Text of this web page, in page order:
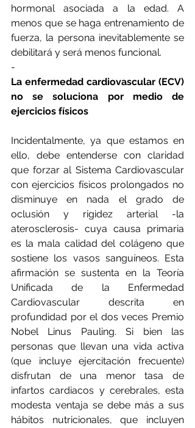
hormonal asociada a la edad. A
menos que se haga entrenamiento de
fuerza, la persona inevitablemente se
debilitará y será menos funcional.
-
La enfermedad cardiovascular (ECV)
no se soluciona por medio de
ejercicios físicos
Incidentalmente, ya que estamos en
ello, debe entenderse con claridad
que forzar al Sistema Cardiovascular
con ejercicios físicos prolongados no
disminuye en nada el grado de
oclusión y rigidez arterial -la
aterosclerosis- cuya causa primaria
es la mala calidad del colágeno que
sostiene los vasos sanguíneos. Esta
afirmación se sustenta en la Teoría
Unificada de la Enfermedad
Cardiovascular descrita en
profundidad por el dos veces Premio
Nobel Linus Pauling. Si bien las
personas que llevan una vida activa
(que incluye ejercitación frecuente)
disfrutan de una menor tasa de
infartos cardiacos y cerebrales, esta
modesta ventaja se debe más a sus
hábitos nutricionales, que incluyen